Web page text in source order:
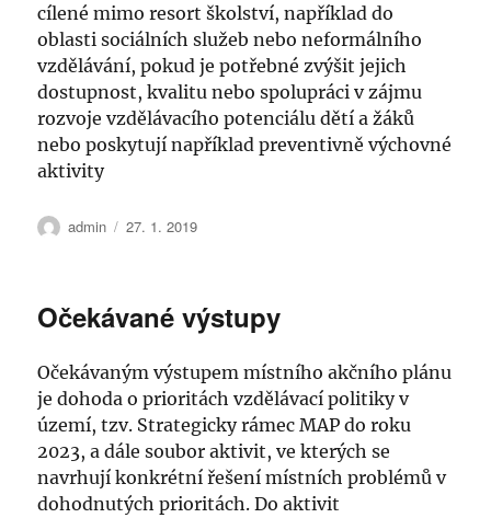
cílené mimo resort školství, například do
oblasti sociálních služeb nebo neformálního
vzdělávání, pokud je potřebné zvýšit jejich
dostupnost, kvalitu nebo spolupráci v zájmu
rozvoje vzdělávacího potenciálu dětí a žáků
nebo poskytují například preventivně výchovné
aktivity
Autor:
admin Publikováno:
27. 1. 2019
Očekávané výstupy
Očekávaným výstupem místního akčního plánu
je dohoda o prioritách vzdělávací politiky v
území, tzv. Strategicky rámec MAP do roku
2023, a dále soubor aktivit, ve kterých se
navrhují konkrétní řešení místních problémů v
dohodnutých prioritách. Do aktivit